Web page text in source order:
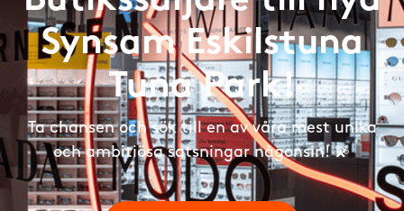
Synsam Eskilstuna
Tuna Park!
Ta chansen och sök till en av våra mest unika
och ambitiösa satsningar någonsin! 💫